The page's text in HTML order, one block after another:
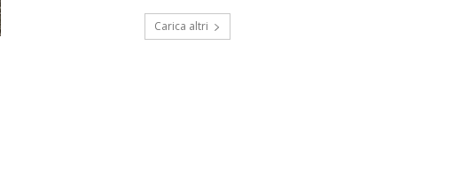
Carica altri